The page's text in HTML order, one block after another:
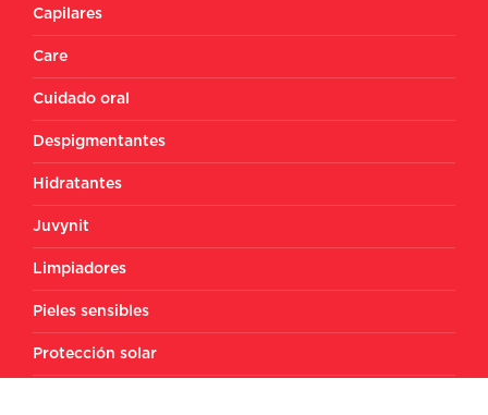
Capilares
Care
Cuidado oral
Despigmentantes
Hidratantes
Juvynit
Limpiadores
Pieles sensibles
Protección solar